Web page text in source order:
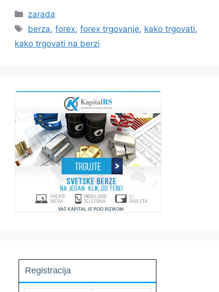
Categories
zarada
Tags
berza,forex,forex trgovanje, kako trgovati,
kako trgovati na berzi